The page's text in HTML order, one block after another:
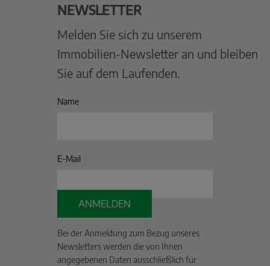
NEWSLETTER
Melden Sie sich zu unserem
Immobilien-Newsletter an und bleiben
Sie auf dem Laufenden.
Name
E-Mail
ANMELDEN
Bei der Anmeldung zum Bezug unseres
Newsletters werden die von Ihnen
angegebenen Daten ausschließlich für